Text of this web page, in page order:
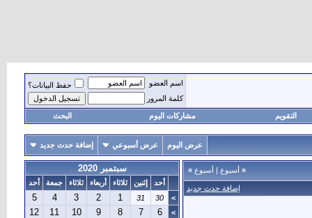
اسم العضو
حفظ البيانات؟
كلمة المرور
التقويم مشاركات اليوم البحث
عرض اليوم عرض أسبوعي إضافة حدث جديد
« أسبوع | أسبوع »
إضافة حدث جديد
سبتمبر 2020
أحد إثنين ثلاثاء أربعاء ثلاثاء جمعة
أحد
>
30
31
1
2
3
4
5
>
6
7
8
9
10
11
12